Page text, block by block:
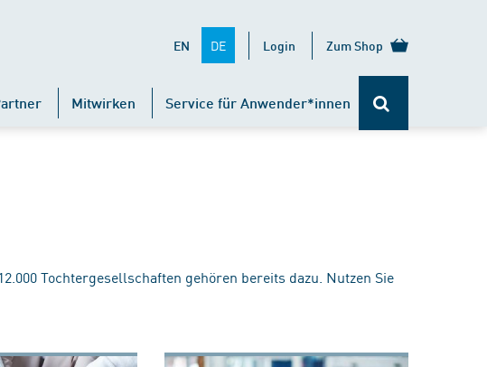
EN DE Login Zum Shop
Mitwirken Service für Anwender*innen
Tochtergesellschaften gehören bereits dazu. Nutzen Sie